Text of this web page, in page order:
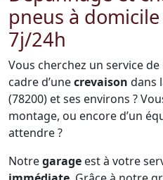
pneus à
7j/24h
Vous cherchez un service
cadre d’unecrevaison dans
(78200) et ses environs ?
montage, ou encore d’un
attendre ?
Notregarage est à votre